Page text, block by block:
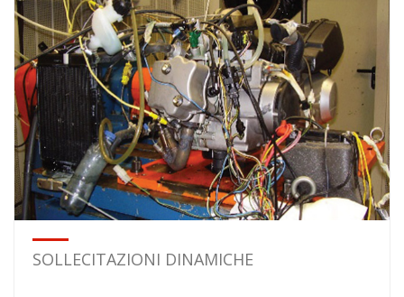
SOLLECITAZIONI DINAMICHE